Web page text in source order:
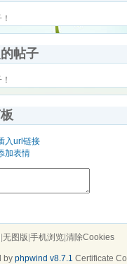
帖子
入url链接
加表情
|无图版|手机浏览|清除Cookies
by phpwind v8.7.1 Certificate